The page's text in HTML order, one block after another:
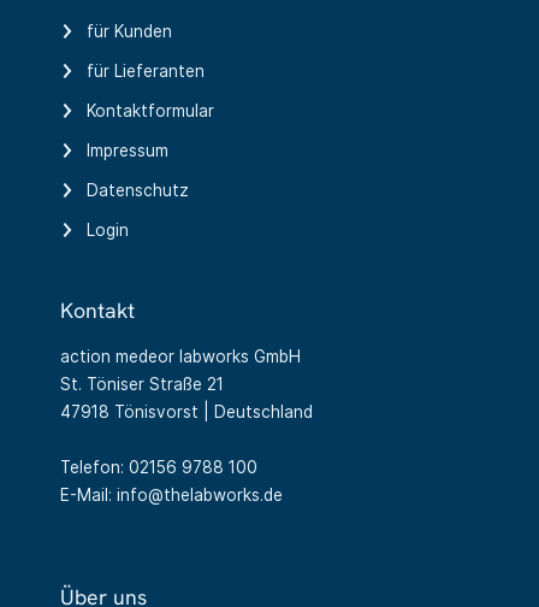
für Kunden
für Lieferanten
Kontaktformular
Impressum
Datenschutz
Login
Kontakt
action medeor labworks GmbH
St. Töniser Straße 21
47918 Tönisvorst | Deutschland
Telefon: 02156 9788 100
E-Mail: info@thelabworks.de
Über uns